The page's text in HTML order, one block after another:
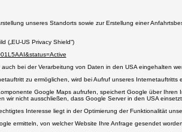
unseres Standorts sowie zur Erstellung einer
(„EU-US Privacy Shield“)
bei der Verarbeitung von Daten in den USA eingehalten
zu ermöglichen, wird bei Aufruf unseres
Google Maps aufrufen, speichert Google über
wir nicht ausschließen, dass Google Server in den USA einsetzt.
Interesse liegt in der Optimierung der Funktionalität
ermitteln, von welcher Website Ihre Anfrage gesendet